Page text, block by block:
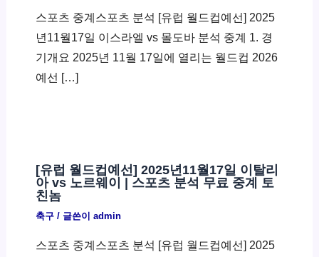
스포츠 중계스포츠 분석 [유럽 월드컵예선] 2025
년11월17일 이스라엘 vs 몰도바 분석 중계 1. 경
기개요 2025년 11월 17일에 열리는 월드컵 2026
예선 […]
[유럽 월드컵예선] 2025년11월17일 이탈리
아 vs 노르웨이 | 스포츠 분석 무료 중계 토
친놈
축구/ 글쓴이 admin
스포츠 중계스포츠 분석 [유럽 월드컵예선] 2025